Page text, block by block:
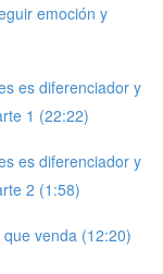
emoción y
es diferenciador y
1 (22:22)
es diferenciador y
2 (1:58)
venda (12:20)